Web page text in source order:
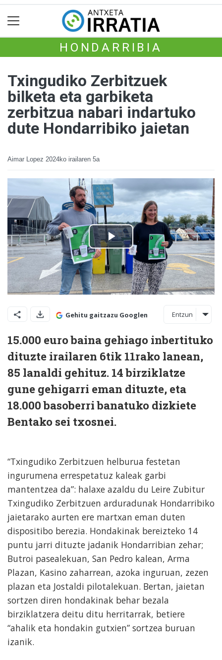
HONDARRIBIA
Txingudiko Zerbitzuek
bilketa eta garbiketa
zerbitzua nabari indartuko
dute Hondarribiko jaietan
Aimar Lopez 2024ko irailaren 5a
Gehitu gaitzazu Googlen Entzun
15.000 euro baina gehiago inbertituko
dituzte irailaren 6tik 11rako lanean,
85 lanaldi gehituz. 14 birziklatze
gune gehigarri eman dituzte, eta
18.000 basoberri banatuko dizkiete
Bentako sei txosnei.
“Txingudiko Zerbitzuen helburua festetan
ingurumena errespetatuz kaleak garbi
mantentzea da”: halaxe azaldu du Leire Zubitur
Txingudiko Zerbitzuen arduradunak Hondarribiko
jaietarako aurten ere martxan eman duten
dispositibo berezia. Hondakinak bereizteko 14
puntu jarri dituzte jadanik Hondarribian zehar;
Butroi pasealekuan, San Pedro kalean, Arma
Plazan, Kasino zaharrean, azoka inguruan, zezen
plazan eta Jostaldi pilotalekuan. Bertan, jaietan
sortzen diren hondakinak behar bezala
birziklatzera deitu ditu herritarrak, betiere
“ahalik eta hondakin gutxien” sortzea buruan
izanik.